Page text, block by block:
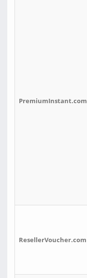
PremiumInstant.com
ResellerVoucher.com